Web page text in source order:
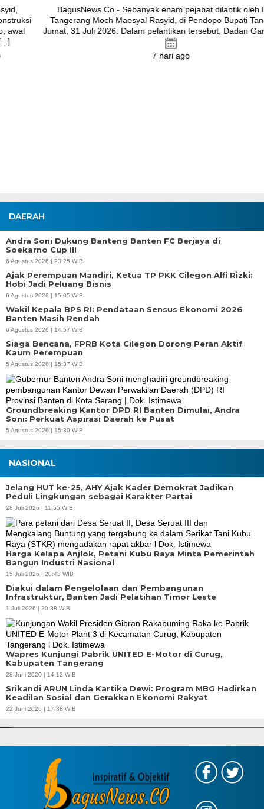
BagusNews.Co - Sebanyak enam pejabat dilantik oleh Bupati
Tangerang Moch Maesyal Rasyid, di Pendopo Bupati Tangerang,
Jumat, 31 Juli 2026. Dalam pelantikan tersebut, Dadan Gandana [...]
DAERAH
Andra Soni Dukung Banteng Banten FC Berjaya di
Soekarno Cup III
6 Agustus 2026 | 23:25 WIB
Ajak Perempuan Mandiri, Ketua TP PKK Cilegon Alfi Rizki:
Hobi Jadi Peluang Bisnis
6 Agustus 2026 | 15:05 WIB
Wakil Kepala BPS RI: Pendataan Sensus Ekonomi 2026
Banten Masih Rendah
6 Agustus 2026 | 14:57 WIB
Siaga Bencana, FPRB Kota Cilegon Dorong Peran Aktif
Kaum Perempuan
5 Agustus 2026 | 15:37 WIB
Groundbreaking Kantor DPD RI Banten Dimulai, Andra
Soni: Perkuat Aspirasi Daerah ke Pusat
5 Agustus 2026 | 15:30 WIB
NASIONAL
Jelang HUT ke-25, AHY Ajak Kader Demokrat Jadikan
Peduli Lingkungan sebagai Karakter Partai
28 Juli 2026 | 11:55 WIB
Harga Kelapa Anjlok, Petani Kubu Raya Minta Pemerintah
Bangun Industri Nasional
15 Juli 2026 | 20:43 WIB
Diakui dalam Pengelolaan dan Pembangunan
Infrastruktur, Banten Jadi Pelatihan Timor Leste
1 Juli 2026 | 20:38 WIB
Wapres Kunjungi Pabrik UNITED E-Motor di Curug,
Kabupaten Tangerang
28 Juni 2026 | 14:12 WIB
Srikandi ARUN Linda Kartika Dewi: Program MBG Hadirkan
Keadilan Sosial dan Gerakkan Ekonomi Rakyat
22 Juni 2026 | 17:38 WIB
APBD Tahun 2025 Anggarkan Rp200 Miliar | Program Makan Bergizi